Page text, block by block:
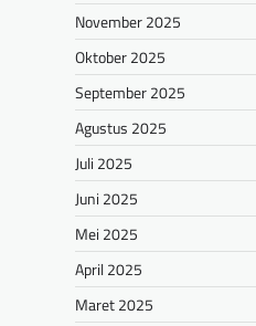
November 2025
Oktober 2025
September 2025
Agustus 2025
Juli 2025
Juni 2025
Mei 2025
April 2025
Maret 2025